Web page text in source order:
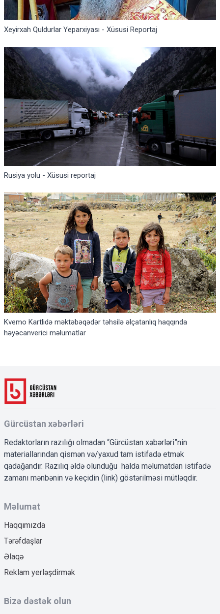
Xeyirxah Quldurlar Yeparxiyası - Xüsusi Reportaj
Rusiya yolu - Xüsusi reportaj
Kvemo Kartlidə məktəbəqədər təhsilə əlçatanlıq haqqında
həyəcanverici məlumatlar
Gürcüstan xəbərləri
Redaktorların razılığı olmadan “Gürcüstan xəbərləri”nin
materiallarından qismən və/yaxud tam istifadə etmək
qadağandır. Razılıq əldə olunduğu halda məlumatdan istifadə
zamanı mənbənin və keçidin (link) göstərilməsi mütləqdir.
Məlumat
Haqqımızda
Tərəfdaşlar
Əlaqə
Reklam yerləşdirmək
Bizə dəstək olun